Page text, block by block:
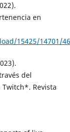
en
15425/14701/
del
Revista